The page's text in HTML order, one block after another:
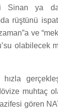
Sinan ya
rüştünü
ve
olabilecek
muhtaç
gören